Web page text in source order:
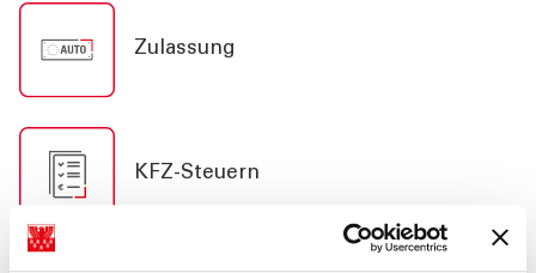
Zulassung
KFZ-Steuern